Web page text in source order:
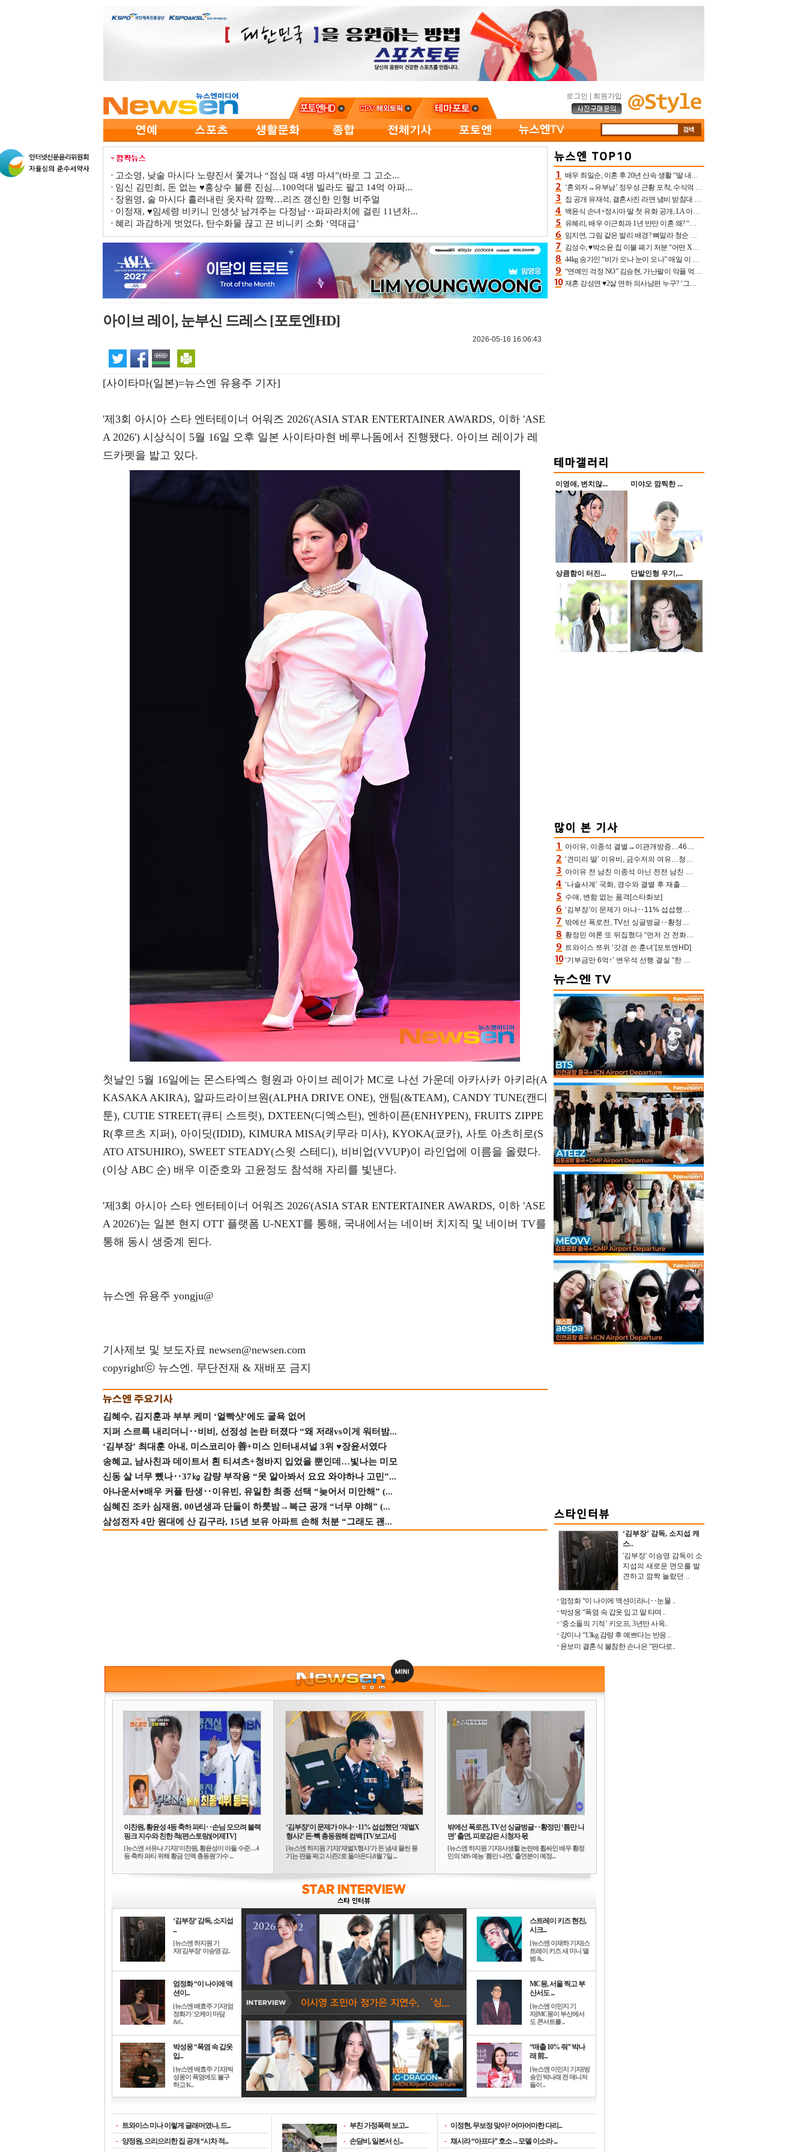
로그인 회원가입
고소영, 낮술 마시다 노량진서 쫓겨나 “점심 때 4병 마셔”(바로 그 고소...
임신 김민희, 돈 없는 ♥홍상수 불륜 진심…100억대 빌라도 팔고 14억 아파...
장원영, 술 마시다 흘러내린 옷자락 깜짝…리즈 갱신한 인형 비주얼
이정재, ♥임세령 비키니 인생샷 남겨주는 다정남‥파파라치에 걸린 11년차...
혜리 과감하게 벗었다, 탄수화물 끊고 끈 비니키 소화 ‘역대급’
아이브 레이, 눈부신 드레스 [포토엔HD]
2026-05-16 16:06:43
[사이타마(일본)=뉴스엔 유용주 기자]
'제3회 아시아 스타 엔터테이너 어워즈 2026'(ASIA STAR ENTERTAINER AWARDS, 이하 'ASE
A 2026') 시상식이 5월 16일 오후 일본 사이타마현 베루나돔에서 진행됐다. 아이브 레이가 레
드카펫을 밟고 있다.
첫날인 5월 16일에는 몬스타엑스 형원과 아이브 레이가 MC로 나선 가운데 아카사카 아키라(A
KASAKA AKIRA), 알파드라이브원(ALPHA DRIVE ONE), 앤팀(&TEAM), CANDY TUNE(캔디
툰), CUTIE STREET(큐티 스트릿), DXTEEN(디엑스틴), 엔하이픈(ENHYPEN), FRUITS ZIPPE
R(후르츠 지퍼), 아이딧(IDID), KIMURA MISA(키무라 미사), KYOKA(쿄카), 사토 아츠히로(S
ATO ATSUHIRO), SWEET STEADY(스윗 스테디), 비비업(VVUP)이 라인업에 이름을 올렸다.
(이상 ABC 순) 배우 이준호와 고윤정도 참석해 자리를 빛낸다.
'제3회 아시아 스타 엔터테이너 어워즈 2026'(ASIA STAR ENTERTAINER AWARDS, 이하 'ASE
A 2026')는 일본 현지 OTT 플랫폼 U-NEXT를 통해, 국내에서는 네이버 치지직 및 네이버 TV를
통해 동시 생중계 된다.
뉴스엔 유용주 yongju@
기사제보 및 보도자료 newsen@newsen.com
copyrightⓒ 뉴스엔. 무단전재 & 재배포 금지
김혜수, 김지훈과 부부 케미 ‘얼빡샷’에도 굴욕 없어
지퍼 스르륵 내리더니‥비비, 선정성 논란 터졌다 “왜 저래vs이게 워터밤...
‘김부장’ 최대훈 아내, 미스코리아 善+미스 인터내셔널 3위 ♥장윤서였다
송혜교, 남사친과 데이트서 흰 티셔츠+청바지 입었을 뿐인데…빛나는 미모
신동 살 너무 뺐나‥37㎏ 감량 부작용 “못 알아봐서 요요 와야하나 고민”...
아나운서♥배우 커플 탄생‥이유빈, 유일한 최종 선택 “늦어서 미안해” (...
심혜진 조카 심재원, 00년생과 단둘이 하룻밤→복근 공개 “너무 야해” (...
삼성전자 4만 원대에 산 김구라, 15년 보유 아파트 손해 처분 “그래도 괜...
배우 최일순, 이혼 후 20년 산속 생활 “딸 내가 버렸다고 원망‥맘 아파”(특종)[어제TV]
‘혼외자→유부남’ 정우성 근황 포착, 수식억 해킹 피해 후배 만났다 “존경하는”
집 공개 유재석, 결혼사진 라면 냄비 받침대 되고 분노‥가족사진도 피해(놀뭐)[어제TV]
백윤식 손녀+정시아 딸 첫 유화 공개, LA 아트쇼→서울국제조각페스타 작가다운 수준급 실력
유혜리, 배우 이근희과 1년 반만 이혼 왜? “식칼 꽂고 의자 던져” 충격 폭로(특종)[어제TV]
임지연, 그림 같은 발리 배경? 뼈말라 청순 비키니 핏에 상대 안 되네
김성수, ♥박소윤 집 이불 폐기 처분 “어떤 X이랑 썼을지 몰라” 질투(신랑수업2)[어제TV]
44kg 송가인 “비가 오나 눈이 오나” 매일 이 운동, 허벅지 근육량 상승+체지방 감소
“연예인 걱정 NO” 김승현, 가난팔이 악플 억울할만‥아내+딸과 日 여행
재혼 강성연 ♥2살 연하 의사남편 누구? ‘그알’ 자문의에 훈남 비주얼 초엘리트 스펙 [종합]
이영애, 변치않... 미야오 깜찍한 ...
상큼함이 터진... 단발인형 우기,...
아이유, 이종석 결별→이관개방증…46장 꽉 채운 유애나 ♥ “열심히 사는 중”
‘견미리 딸’ 이유비, 금수저의 여유…청순 미모에 반전 슬림 라인
아이유 전 남친 이종석 아닌 전전 남친 장기하 소환 ‘별일 없이 산다’ 선곡…46장에 꾹 눌러 담은 근황
‘나솔사계’ 국화, 경수와 결별 후 재출연…첫인상 3표 몰표
수애, 변함 없는 품격[스타화보]
‘김부장’이 문제가 아냐‥11% 섭섭했던 ‘재벌X형사2’ 돈·빽 총동원해 컴백 [TV보고서]
밖에선 폭로전, TV선 싱글벙글‥황정민 ‘틈만 나면’ 출연, 피로감은 시청자 몫
황정민 여론 또 뒤집혔다 “먼저 건 전화 62통, 그만 연락해” vs 女팬 “녹취 다 올려” 진흙탕 싸움
트와이스 쯔위 ‘갓경 쓴 훈녀’[포토엔HD]
‘기부금만 6억↑’ 변우석 선행 결실 “한 아이 치료 마쳐”‥‘유캠’ 출연자가 전한 미담
‘김부장’ 감독, 소지섭 캐
스..
'김부장' 이승영 감독이 소
지섭의 새로운 면모를 발
견하고 깜짝 놀랐던 ..
엄정화 “이 나이에 액션이라니‥눈물 ..
박성웅 “폭염 속 갑옷 입고 말 타며 ..
‘중소돌의 기적’ 키오프, 3년만 사옥..
강미나 “13kg 감량 후 예쁘다는 반응 ..
윤보미 결혼식 불참한 손나은 “판다로..
이찬원, 황윤성 4등 축하 파티‥손님 모으려 블랙
핑크 지수와 친한 척(편스토랑)[어제TV]
[뉴스엔 서유나 기자]'이찬원, 황윤성이 아들 수준…4
등 축하 파티 위해 황금 인맥 총동원'가수 ...
‘김부장’이 문제가 아냐‥11% 섭섭했던 ‘재벌X
형사2’ 돈·빽 총동원해 컴백 [TV보고서]
[뉴스엔 하지원 기자]'재벌X형사'가 돈 냄새 물씬 풍
기는 판을 짜고 시즌2로 돌아온다.8월 7일 ...
밖에선 폭로전, TV선 싱글벙글‥황정민 ‘틈만 나
면’ 출연, 피로감은 시청자 몫
[뉴스엔 하지원 기자]사생활 논란에 휩싸인 배우 황정
민의 SBS 예능 '틈만 나면,' 출연분이 예정...
‘김부장’ 감독, 소지섭
...
[뉴스엔 하지원 기
자]'김부장' 이승영 감..
엄정화 “이 나이에 액
션이...
[뉴스엔 배효주 기자]엄
정화가 '오케이 마담
&#..
박성웅 “폭염 속 갑옷
입...
[뉴스엔 배효주 기자]박
성웅이 폭염에도 불구
하고 K..
스트레이 키즈 현진,
시크...
[뉴스엔 이재하 기자]스
트레이 키즈 새 미니 앨
범 &..
MC몽, 서울 찍고 부
산서도 ...
[뉴스엔 이민지 기
자]MC몽이 부산에서
도 콘서트를 ..
“매출 10% 줘” 박나
래 前...
[뉴스엔 이민지 기자]방
송인 박나래 전 매니저
들이 ..
- 트와이스 미나 이렇게 글래머였나, 드...
- 양정원, 으리으리한 집 공개 “시차 적...
- 부친 가정폭력 보고...
- 손담비, 일본서 신...
- 이정현, 무보정 맞아? 어마어마한 다리...
- 채시라 “아프다” 호소→모델 이소라 ...